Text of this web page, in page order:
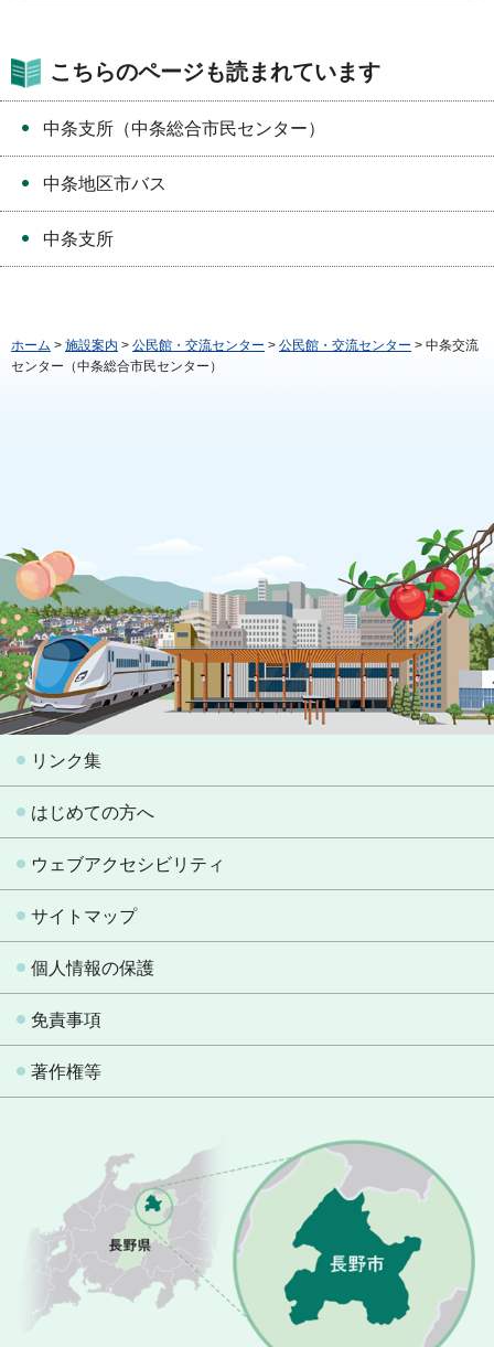
こちらのページも読まれています
中条支所（中条総合市民センター）
中条地区市バス
中条支所
ホーム > 施設案内 > 公民館・交流センター > 公民館・交流センター > 中条交流
センター（中条総合市民センター）
リンク集
はじめての方へ
ウェブアクセシビリティ
サイトマップ
個人情報の保護
免責事項
著作権等